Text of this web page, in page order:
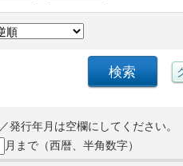
行年月は空欄にしてください。
月まで（西暦、半角数字）